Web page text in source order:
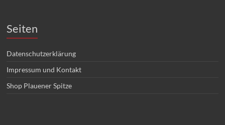
Seiten
Datenschutzerklärung
Impressum und Kontakt
Shop Plauener Spitze